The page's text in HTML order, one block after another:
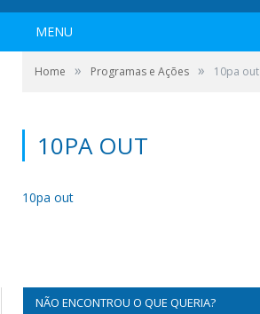
MENU
Home » Programas e Ações » 10pa out
10PA OUT
10pa out
NÃO ENCONTROU O QUE QUERIA?